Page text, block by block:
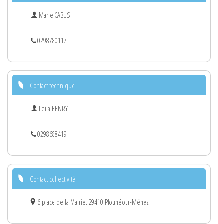
Marie CABUS
0298780117
Contact technique
Leila HENRY
0298688419
Contact collectivité
6 place de la Mairie, 29410 Plounéour-Ménez